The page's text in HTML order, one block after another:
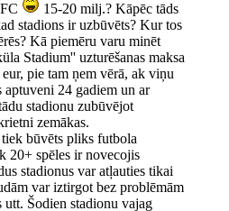
15-20 milj.? Kāpēc tāds
stadions ir uzbūvēts? Kur tos
Kā piemēru varu minēt
Stadium'' uzturēšanas maksa
pie tam ņem vērā, ak viņu
aptuveni 24 gadiem un ar
stadionu zubūvējot
zemākas.
būvēts pliks futbola
20+ spēles ir novecojis
stadionus var atļauties tikai
var iztirgot bez problēmām
utt. Šodien stadionu vajag